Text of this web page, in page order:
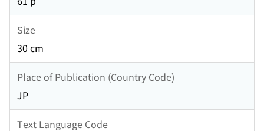
Size
30 cm
Place of Publication (Country Code)
JP
Text Language Code